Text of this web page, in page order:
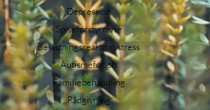
Depression
Spiseforstyrrelse
Belastningsreaktion/stress
Autismeforløb
Familiebehandling
Rådgivning